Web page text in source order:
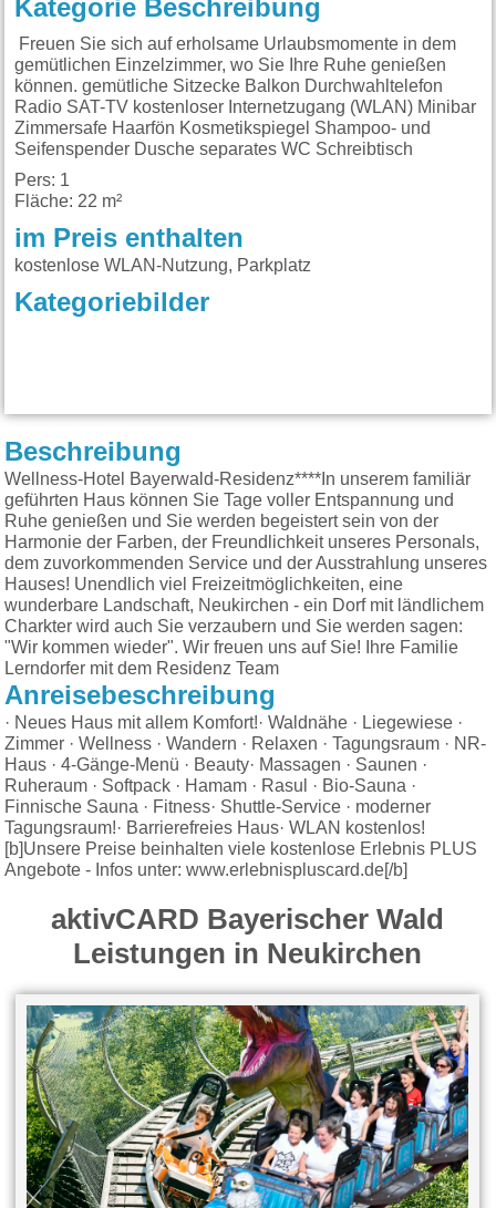
Kategorie Beschreibung
Freuen Sie sich auf erholsame Urlaubsmomente in dem
gemütlichen Einzelzimmer, wo Sie Ihre Ruhe genießen
können. gemütliche Sitzecke Balkon Durchwahltelefon
Radio SAT-TV kostenloser Internetzugang (WLAN) Minibar
Zimmersafe Haarfön Kosmetikspiegel Shampoo- und
Seifenspender Dusche separates WC Schreibtisch
Pers: 1
Fläche: 22 m²
im Preis enthalten
kostenlose WLAN-Nutzung, Parkplatz
Kategoriebilder
Beschreibung
Wellness-Hotel Bayerwald-Residenz****In unserem familiär
geführten Haus können Sie Tage voller Entspannung und
Ruhe genießen und Sie werden begeistert sein von der
Harmonie der Farben, der Freundlichkeit unseres Personals,
dem zuvorkommenden Service und der Ausstrahlung unseres
Hauses! Unendlich viel Freizeitmöglichkeiten, eine
wunderbare Landschaft, Neukirchen - ein Dorf mit ländlichem
Charkter wird auch Sie verzaubern und Sie werden sagen:
"Wir kommen wieder". Wir freuen uns auf Sie! Ihre Familie
Lerndorfer mit dem Residenz Team
Anreisebeschreibung
· Neues Haus mit allem Komfort!· Waldnähe · Liegewiese ·
Zimmer · Wellness · Wandern · Relaxen · Tagungsraum · NR-
Haus · 4-Gänge-Menü · Beauty· Massagen · Saunen ·
Ruheraum · Softpack · Hamam · Rasul · Bio-Sauna ·
Finnische Sauna · Fitness· Shuttle-Service · moderner
Tagungsraum!· Barrierefreies Haus· WLAN kostenlos!
[b]Unsere Preise beinhalten viele kostenlose Erlebnis PLUS
Angebote - Infos unter: www.erlebnispluscard.de[/b]
aktivCARD Bayerischer Wald
Leistungen in Neukirchen